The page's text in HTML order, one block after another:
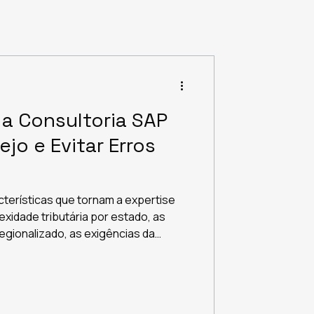
Consultoria SAP
e Evitar Erros
que tornam a expertise
tributária por estado, as
as exigências da